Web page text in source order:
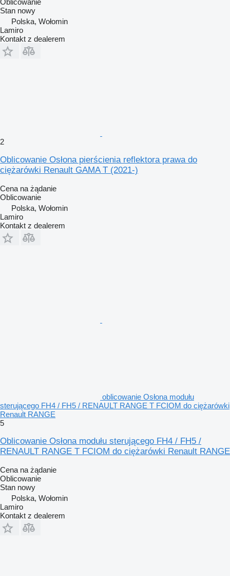
Stan nowy
Polska, Wołomin
Lamiro
Kontakt z dealerem
2
Oblicowanie Osłona pierścienia reflektora prawa do
ciężarówki Renault GAMA T (2021-)
Cena na żądanie
Oblicowanie
Polska, Wołomin
Lamiro
Kontakt z dealerem
oblicowanie Osłona modułu
sterującego FH4 / FH5 / RENAULT RANGE T FCIOM do ciężarówki
Renault RANGE
5
Oblicowanie Osłona modułu sterującego FH4 / FH5 /
RENAULT RANGE T FCIOM do ciężarówki Renault RANGE
Cena na żądanie
Oblicowanie
Stan nowy
Polska, Wołomin
Lamiro
Kontakt z dealerem